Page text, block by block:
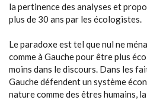
la pertinence des analyses et
plus de 30 ans par les écologistes.
Le paradoxe est tel que nul ne
comme à Gauche pour être plus
moins dans le discours. Dans les
Gauche défendent un système
nature comme des êtres humains,